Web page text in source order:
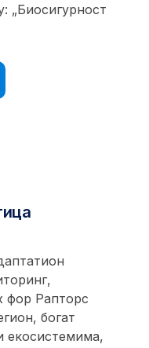
„Биосигурност
фор Рапторс
богат
екосистемима,